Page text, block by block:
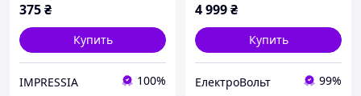
375₴
Купить
IMPRESSIA 100%
4 999₴
Купить
ЕлектроВольт 99%